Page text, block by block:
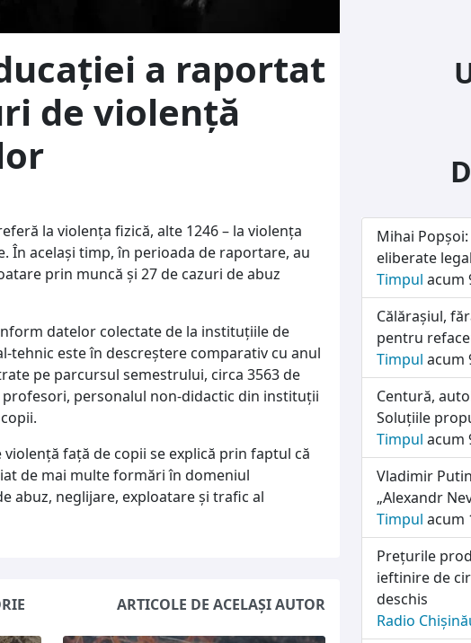
a raportat
de violență
la violența fizică, alte 1246 – la violența
În același timp, în perioada de raportare, au
prin muncă și 27 de cazuri de abuz
datelor colectate de la instituțiile de
tehnic este în descreștere comparativ cu anul
pe parcursul semestrului, circa 3563 de
personalul non-didactic din instituții
față de copii se explică prin faptul că
de mai multe formări în domeniul
abuz, neglijare, exploatare și trafic al
ARTICOLE DE ACELAȘI AUTOR
Mihai
eliberate legal
Timpul acum
Călărașiul,
pentru
Timpul acum
Centură,
Soluțiile
Timpul acum
Vladimir
„Alexandr
Timpul acum
Prețurile
ieftinire de
deschis
Radio